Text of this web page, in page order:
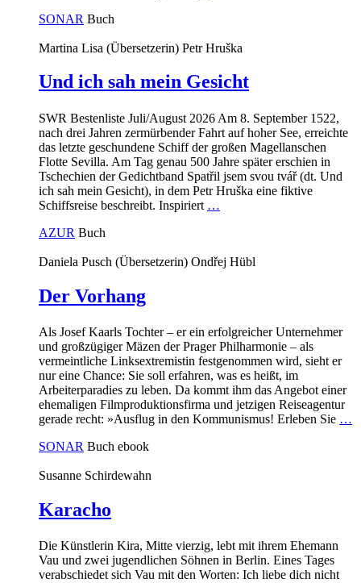
SONAR Buch
Martina Lisa (Übersetzerin) Petr Hruška
Und ich sah mein Gesicht
SWR Bestenliste Juli/August 2026 Am 8. September 1522,
nach drei Jahren zermürbender Fahrt auf hoher See, erreichte
das letzte geschundene Schiff der großen Magellanschen
Flotte Sevilla. Am Tag genau 500 Jahre später erschien in
Tschechien der Gedichtband Spatřil jsem svou tvář (dt. Und
ich sah mein Gesicht), in dem Petr Hruška eine fiktive
Schiffsreise beschreibt. Inspiriert …
AZUR Buch
Daniela Pusch (Übersetzerin) Ondřej Hübl
Der Vorhang
Als Josef Kaarls Tochter – er ein erfolgreicher Unternehmer
und großzügiger Mäzen der Prager Philharmonie – als
vermeintliche Linksextremistin festgenommen wird, sieht er
nur eine Chance: Sie soll erfahren, was es heißt, im
Arbeiterparadies zu leben. Da kommt ihm das Angebot einer
ehemaligen Filmproduktionsfirma und jetzigen Reiseagentur
gerade recht: »Ausflug in den Kommunismus! Erleben Sie …
SONAR Buch ebook
Susanne Schirdewahn
Karacho
Die Künstlerin Kira, Mitte vierzig, lebt mit ihrem Ehemann
Vau und zwei jugendlichen Söhnen in Berlin. Eines Tages
verabschiedet sich Vau mit den Worten: Ich liebe dich nicht